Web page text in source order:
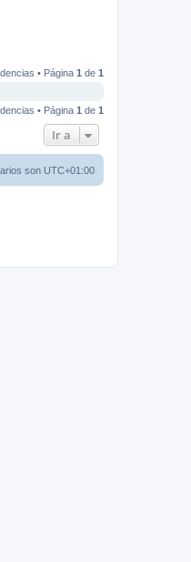
• Página 1 de 1
• Página 1 de 1
Ir a
son UTC+01:00